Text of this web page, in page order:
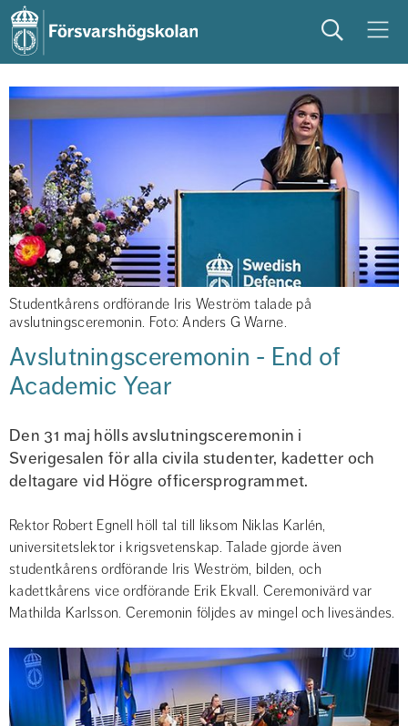
Sök Meny
studera på campus studentliv
Studentkårens ordförande Iris Weström talade på
avslutningsceremonin. Foto: Anders G Warne.
Avslutningsceremonin - End of
Academic Year
Den 31 maj hölls avslutningsceremonin i
Sverigesalen för alla civila studenter, kadetter och
deltagare vid Högre officersprogrammet.
Rektor Robert Egnell höll tal till liksom Niklas Karlén,
universitetslektor i krigsvetenskap. Talade gjorde även
studentkårens ordförande Iris Weström, bilden, och
kadettkårens vice ordförande Erik Ekvall. Ceremonivärd var
Mathilda Karlsson. Ceremonin följdes av mingel och livesändes.